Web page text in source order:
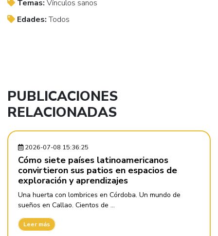
Temas: Vínculos sanos
Edades:Todos
PUBLICACIONES
RELACIONADAS
2026-07-08 15:36:25
Cómo siete países latinoamericanos
convirtieron sus patios en espacios de
exploración y aprendizajes
Una huerta con lombrices en Córdoba. Un mundo de
sueños en Callao. Cientos de ...
Leer más